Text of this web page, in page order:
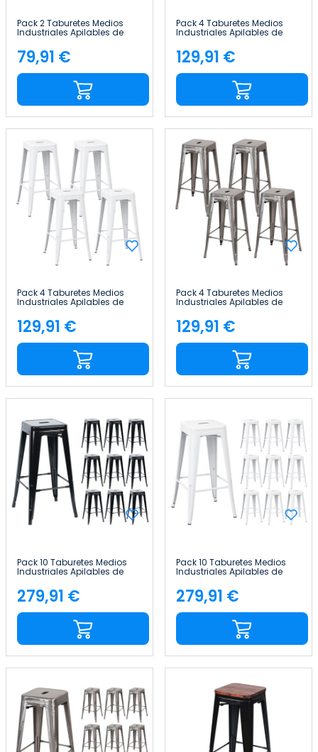
Pack 2 Taburetes Medios
Industriales Apilables de
Acero 43x43x76cm Thinia
Home
Precio
79,91 €
Pack 4 Taburetes Medios
Industriales Apilables de
Acero 43x43x76cm Thinia
Home
Precio
129,91 €
Pack 4 Taburetes Medios
Industriales Apilables de
Acero 43x43x76cm Thinia
Home
Precio
129,91 €
Pack 4 Taburetes Medios
Industriales Apilables de
Acero 43x43x76cm Thinia
Home
Precio
129,91 €
Pack 10 Taburetes Medios
Industriales Apilables de
Acero 43x43x76cm Thinia
Home
Precio
279,91 €
Pack 10 Taburetes Medios
Industriales Apilables de
Acero 43x43x76cm Thinia
Home
Precio
279,91 €